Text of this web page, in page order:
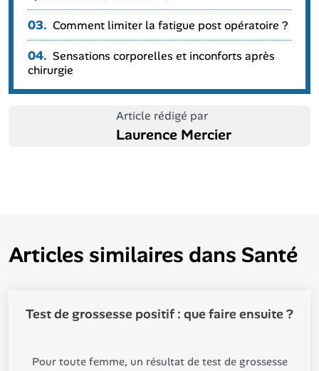
03. Comment limiter la fatigue post opératoire ?
04. Sensations corporelles et inconforts après
chirurgie
Article rédigé par
Laurence Mercier
Articles similaires dans Santé
Test de grossesse positif : que faire ensuite ?
Pour toute femme, un résultat de test de grossesse